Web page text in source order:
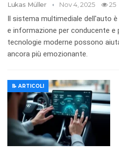
Lukas Müller Nov 4, 2025 25
Il sistema multimediale dell'auto
e informazione per conducente e
tecnologie moderne possono
ancora più emozionante.
📝 ARTICOLI